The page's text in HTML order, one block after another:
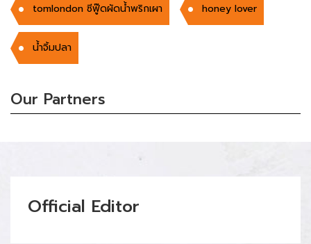
tomlondon ซีฟู๊ดผัดน้ำพริกเผา honey lover
น้ำจิ้มปลา
Our Partners
Official Editor